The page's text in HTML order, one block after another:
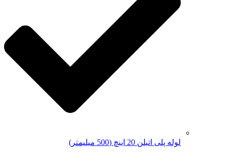
لوله پلی اتیلن 20 اینچ (500 میلیمتر)